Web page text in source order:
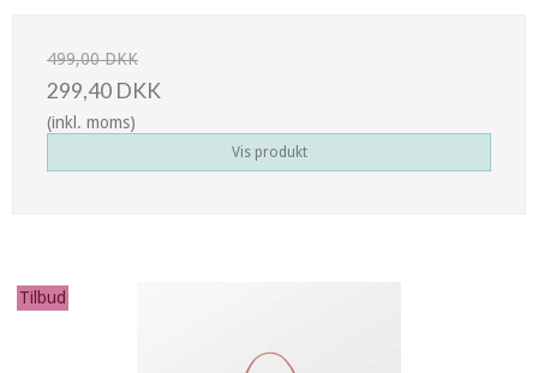
499,00 DKK
299,40 DKK
(inkl. moms)
Vis produkt
Tilbud